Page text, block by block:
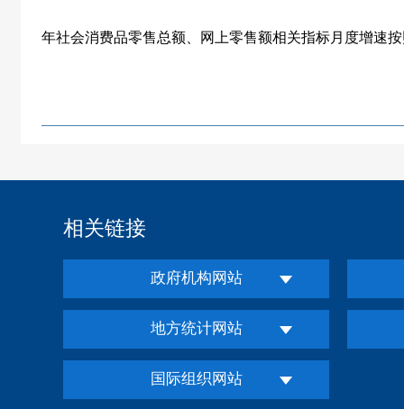
年社会消费品零售总额、网上零售额相关指标月度增速
相关链接
政府机构网站
地方统计网站
国际组织网站